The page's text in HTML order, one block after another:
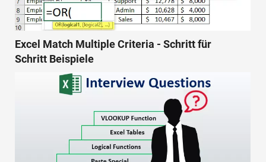
Excel Match Multiple Criteria - Schritt für
Schritt Beispiele